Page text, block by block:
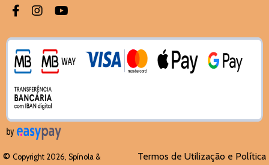
© Copyright 2026, Spínola & Termos de Utilização e Política